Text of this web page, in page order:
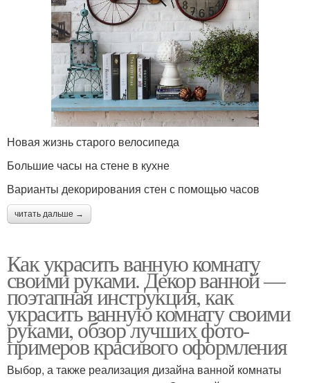
Новая жизнь старого велосипеда
Большие часы на стене в кухне
Варианты декорирования стен с помощью часов
читать дальше →
Как украсить ванную комнату
своими руками. Декор ванной —
поэтапная инструкция, как
украсить ванную комнату своими
руками, обзор лучших фото-
примеров красивого оформления
Выбор, а также реализация дизайна ванной комнаты